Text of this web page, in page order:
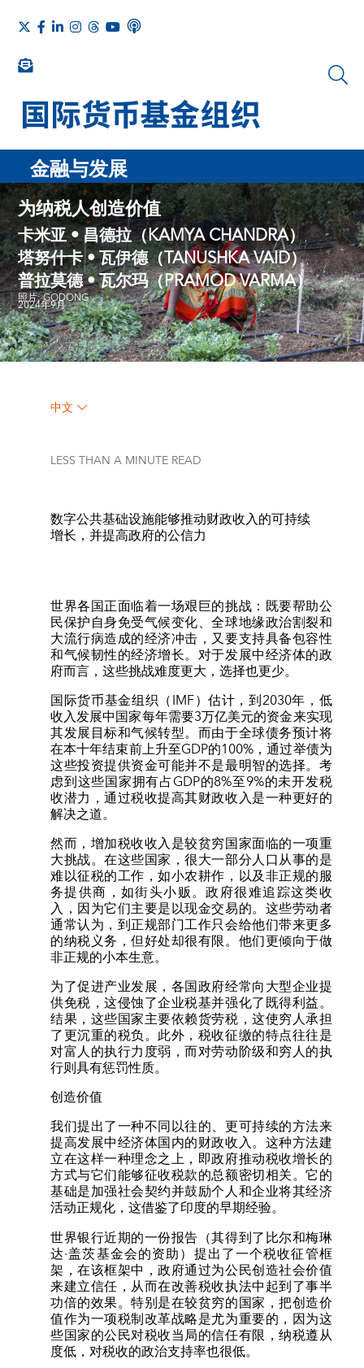
金融与发展
为纳税人创造价值
卡米亚 • 昌德拉（KAMYA CHANDRA）,
塔努什卡 • 瓦伊德（TANUSHKA VAID）,
普拉莫德 • 瓦尔玛（PRAMOD VARMA）
2024年9月
照片: GODONG
中文
LESS THAN A MINUTE READ
数字公共基础设施能够推动财政收入的可持续
增长，并提高政府的公信力
世界各国正面临着一场艰巨的挑战：既要帮助公
民保护自身免受气候变化、全球地缘政治割裂和
大流行病造成的经济冲击，又要支持具备包容性
和气候韧性的经济增长。对于发展中经济体的政
府而言，这些挑战难度更大，选择也更少。
国际货币基金组织（IMF）估计，到2030年，低
收入发展中国家每年需要3万亿美元的资金来实现
其发展目标和气候转型。而由于全球债务预计将
在本十年结束前上升至GDP的100%，通过举债为
这些投资提供资金可能并不是最明智的选择。考
虑到这些国家拥有占GDP的8%至9%的未开发税
收潜力，通过税收提高其财政收入是一种更好的
解决之道。
然而，增加税收收入是较贫穷国家面临的一项重
大挑战。在这些国家，很大一部分人口从事的是
难以征税的工作，如小农耕作，以及非正规的服
务提供商，如街头小贩。政府很难追踪这类收
入，因为它们主要是以现金交易的。这些劳动者
通常认为，到正规部门工作只会给他们带来更多
的纳税义务，但好处却很有限。他们更倾向于做
非正规的小本生意。
为了促进产业发展，各国政府经常向大型企业提
供免税，这侵蚀了企业税基并强化了既得利益。
结果，这些国家主要依赖货劳税，这使穷人承担
了更沉重的税负。此外，税收征缴的特点往往是
对富人的执行力度弱，而对劳动阶级和穷人的执
行则具有惩罚性质。
创造价值
我们提出了一种不同以往的、更可持续的方法来
提高发展中经济体国内的财政收入。这种方法建
立在这样一种理念之上，即政府推动税收增长的
方式与它们能够征收税款的总额密切相关。它的
基础是加强社会契约并鼓励个人和企业将其经济
活动正规化，这借鉴了印度的早期经验。
世界银行近期的一份报告（其得到了比尔和梅琳
达·盖茨基金会的资助）提出了一个税收征管框
架，在该框架中，政府通过为公民创造社会价值
来建立信任，从而在改善税收执法中起到了事半
功倍的效果。特别是在较贫穷的国家，把创造价
值作为一项税制改革战略是尤为重要的，因为这
些国家的公民对税收当局的信任有限，纳税遵从
度低，对税收的政治支持率也很低。